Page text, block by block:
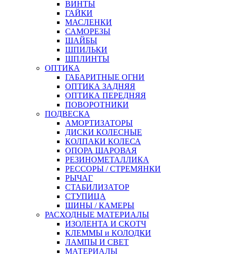
ВИНТЫ
ГАЙКИ
МАСЛЕНКИ
САМОРЕЗЫ
ШАЙБЫ
ШПИЛЬКИ
ШПЛИНТЫ
ОПТИКА
ГАБАРИТНЫЕ ОГНИ
ОПТИКА ЗАДНЯЯ
ОПТИКА ПЕРЕДНЯЯ
ПОВОРОТНИКИ
ПОДВЕСКА
АМОРТИЗАТОРЫ
ДИСКИ КОЛЕСНЫЕ
КОЛПАКИ КОЛЕСА
ОПОРА ШАРОВАЯ
РЕЗИНОМЕТАЛЛИКА
РЕССОРЫ / СТРЕМЯНКИ
РЫЧАГ
СТАБИЛИЗАТОР
СТУПИЦА
ШИНЫ / КАМЕРЫ
РАСХОДНЫЕ МАТЕРИАЛЫ
ИЗОЛЕНТА И СКОТЧ
КЛЕММЫ и КОЛОДКИ
ЛАМПЫ И СВЕТ
МАТЕРИАЛЫ